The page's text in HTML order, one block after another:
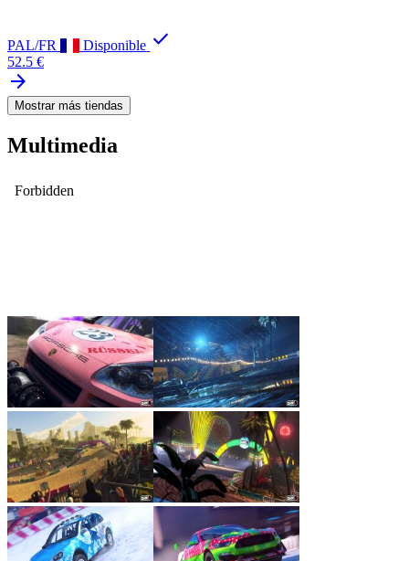
PAL/FR Disponible check
52.5 €
arrow_forward
Mostrar más tiendas
Multimedia